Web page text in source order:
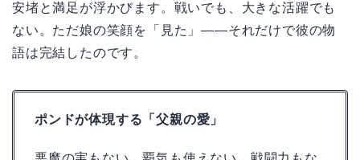
安堵と満足が浮かびます。戦いでも、大きな活躍でも
ない。ただ娘の笑顔を「見た」——それだけで彼の物
語は完結したのです。
ポンドが体現する「父親の愛」